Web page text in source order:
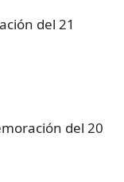
del 21
del 20